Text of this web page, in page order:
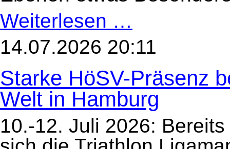
Weiterlesen … Artic
Circle
2026
14.07.2026 20:11
Starke HöSV-Präsenz
Welt in Hamburg
10.-12. Juli 2026: